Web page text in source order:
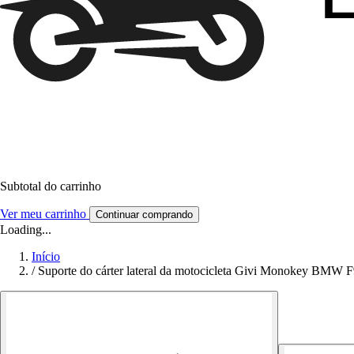
Subtotal do carrinho
Ver meu carrinho Continuar comprando
Loading...
Início
/ Suporte do cárter lateral da motocicleta Givi Monokey BMW